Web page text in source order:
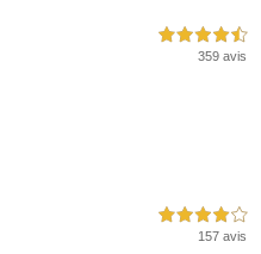
4,5 étoiles sur 5
359 avis
4,0 étoiles sur 5
157 avis